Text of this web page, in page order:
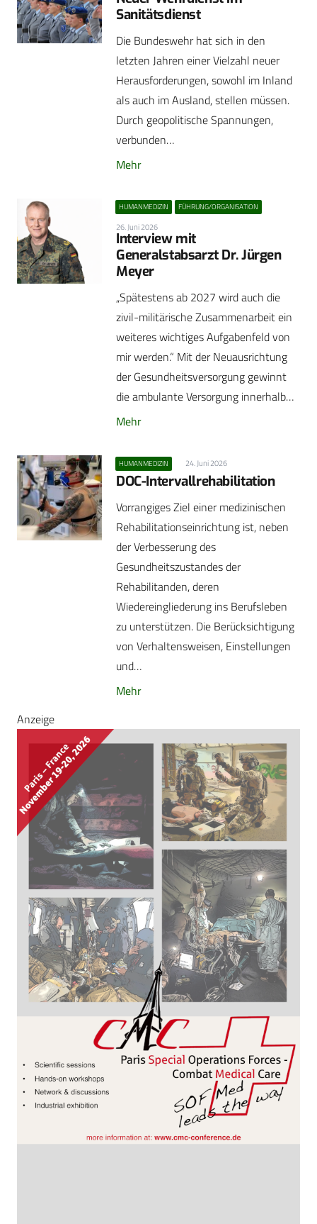
Sanitätsdienst
Die Bundeswehr hat sich in den
letzten Jahren einer Vielzahl neuer
Herausforderungen, sowohl im Inland
als auch im Ausland, stellen müssen.
Durch geopolitische Spannungen,
verbunden…
Mehr
HUMANMEDIZIN FÜHRUNG/ORGANISATION
26. Juni 2026
Interview mit
Generalstabsarzt Dr. Jürgen
Meyer
„Spätestens ab 2027 wird auch die
zivil-militärische Zusammenarbeit ein
weiteres wichtiges Aufgabenfeld von
mir werden.“ Mit der Neuausrichtung
der Gesundheitsversorgung gewinnt
die ambulante Versorgung innerhalb…
Mehr
HUMANMEDIZIN 24. Juni 2026
DOC-Intervallrehabilitation
Vorrangiges Ziel einer medizinischen
Rehabilitationseinrichtung ist, neben
der Verbesserung des
Gesundheitszustandes der
Rehabilitanden, deren
Wiedereingliederung ins Berufsleben
zu unterstützen. Die Berücksichtigung
von Verhaltensweisen, Einstellungen
und…
Mehr
Anzeige